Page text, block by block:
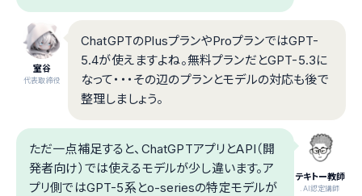
室谷
代表取締役
ChatGPTのPlusプランやProプランではGPT-
5.4が使えますよね。無料プランだとGPT-5.3に
なって・・・その辺のプランとモデルの対応も後で
整理しましょう。
テキトー教師
.AI認定講師
ただ一点補足すると、ChatGPTアプリとAPI（開
発者向け）では使えるモデルが少し違います。ア
プリ側ではGPT-5系とo-seriesの特定モデルが